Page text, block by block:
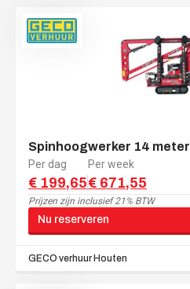
Spinhoogwerker 14 meter
Per dag
€ 199,65
Per week
€ 671,55
Prijzen zijn inclusief 21% BTW
Nu reserveren
GECO verhuurHouten